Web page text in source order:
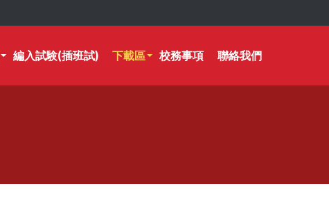
編入試験(插班試) 下載區 校務事項 聯絡我們